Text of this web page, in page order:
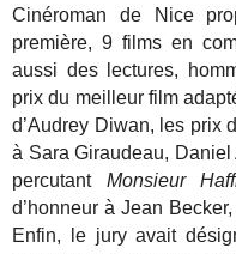
Cinéroman de Nice
première, 9 films en
aussi des lectures,
prix du meilleur film
d’Audrey Diwan, les prix
à Sara Giraudeau,
percutant Monsieur
d’honneur à Jean
Enfin, le jury avait